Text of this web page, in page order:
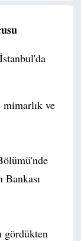
ve
Bankası
gördükten